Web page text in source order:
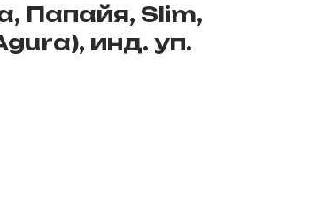
Папайя, Slim,
инд. уп.